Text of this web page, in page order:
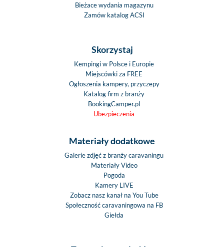
Bieżace wydania magazynu
Zamów katalog ACSI
Skorzystaj
Kempingi w Polsce i Europie
Miejscówki za FREE
Ogłoszenia kampery, przyczepy
Katalog firm z branży
BookingCamper.pl
Ubezpieczenia
Materiały dodatkowe
Galerie zdjęć z branży caravaningu
Materiały Video
Pogoda
Kamery LIVE
Zobacz nasz kanał na You Tube
Społeczność caravaningowa na FB
Giełda